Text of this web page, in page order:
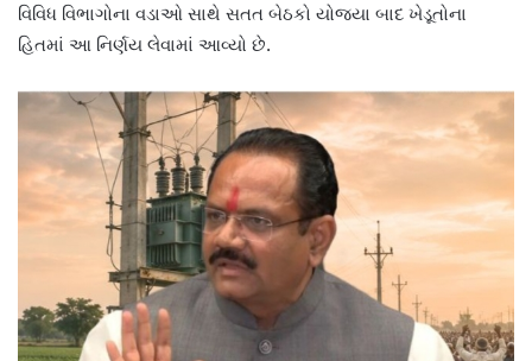
વિવિધ વિભાગોના વડાઓ સાથે સતત બેઠકો યોજ્યા બાદ ખેડૂતોના
હિતમાં આ નિર્ણય લેવામાં આવ્યો છે.